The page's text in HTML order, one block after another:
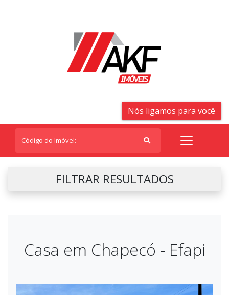
Nós ligamos para você
FILTRAR RESULTADOS
Casa em Chapecó - Efapi